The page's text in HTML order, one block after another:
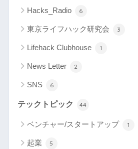
Hacks_Radio 6
東京ライフハック研究会 3
Lifehack Clubhouse 1
News Letter 2
SNS 6
テックトピック 44
ベンチャー/スタートアップ 1
起業 5